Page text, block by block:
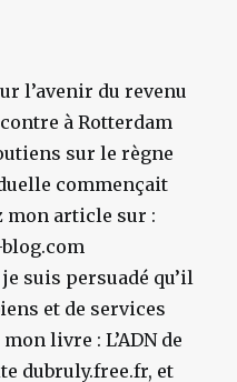
l’avenir du revenu
à Rotterdam
sur le règne
commençait
mon article sur :
suis persuadé qu’il
et de services
livre : L’ADN de
dubruly.free.fr, et